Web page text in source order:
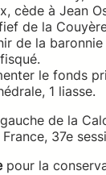
cède à Jean
de la
de la
le fonds
1 liasse.
de la
37e
pour la